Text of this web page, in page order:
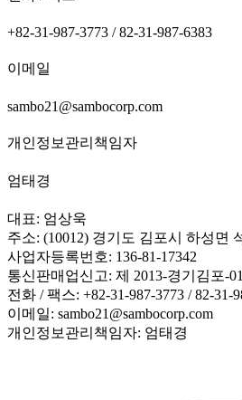
+82-31-987-3773 / 82-31-987-6383
이메일
sambo21@sambocorp.com
개인정보관리책임자
엄태경
대표: 엄상욱
주소: (10012) 경기도 김포시 하성면
사업자등록번호: 136-81-17342
통신판매업신고: 제 2013-경기김포-
전화 / 팩스: +82-31-987-3773 / 82-31-
이메일: sambo21@sambocorp.com
개인정보관리책임자: 엄태경